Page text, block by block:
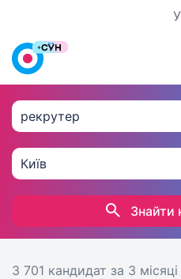
Знайти
3 701 кандидат за 3 місяці